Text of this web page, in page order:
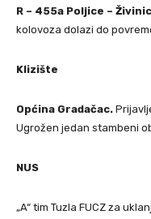
R – 455a Poljice –
kolovoza dolazi do
Klizište
Općina Gradačac.
Ugrožen jedan stambeni
NUS
„A“ tim Tuzla FUCZ za